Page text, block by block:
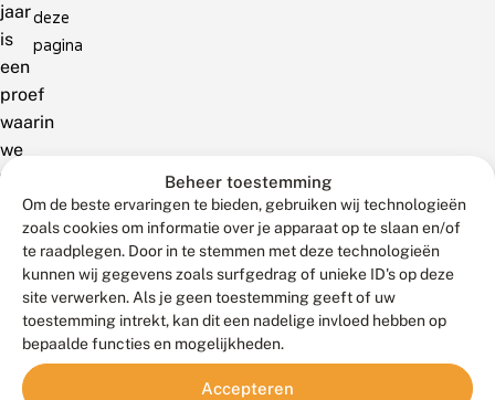
Beheer toestemming
Om de beste ervaringen te bieden, gebruiken wij technologieën
zoals cookies om informatie over je apparaat op te slaan en/of
te raadplegen. Door in te stemmen met deze technologieën
kunnen wij gegevens zoals surfgedrag of unieke ID's op deze
site verwerken. Als je geen toestemming geeft of uw
toestemming intrekt, kan dit een nadelige invloed hebben op
bepaalde functies en mogelijkheden.
Accepteren
jaar
is
een
proef
waarin
we
willen
ontdekken
deze
methode
van
monitoring
bruikbaar
deze
pagina